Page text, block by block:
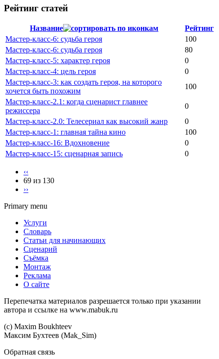
Рейтинг статей
Название
Рейтинг
Мастер-класс-6: судьба героя
100
Мастер-класс-6: судьба героя
80
Мастер-класс-5: характер героя
0
Мастер-класс-4: цель героя
0
Мастер-класс-3: как создать героя, на которого
хочется быть похожим
100
Мастер-класс-2.1: когда сценарист главнее
режиссера
0
Мастер-класс-2.0: Телесериал как высокий жанр
0
Мастер-класс-1: главная тайна кино
100
Мастер-класс-16: Вдохновение
0
Мастер-класс-15: сценарная запись
0
‹‹
69 из 130
››
Primary menu
Услуги
Словарь
Статьи для начинающих
Сценарий
Съёмка
Монтаж
Реклама
О сайте
Перепечатка материалов разрешается только при указании
автора и ссылке на www.mabuk.ru
(c) Maхim Boukhteev
Максим Бухтеев (Mak_Sim)
Обратная связь